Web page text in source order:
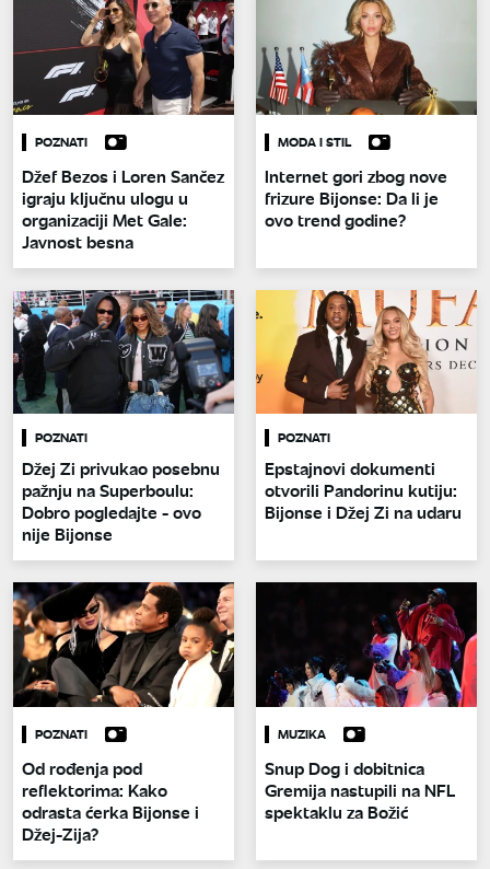
POZNATI
Džef Bezos i Loren Sančez
igraju ključnu ulogu u
organizaciji Met Gale:
Javnost besna
MODA I STIL
Internet gori zbog nove
frizure Bijonse: Da li je
ovo trend godine?
POZNATI
Džej Zi privukao posebnu
pažnju na Superboulu:
Dobro pogledajte - ovo
nije Bijonse
POZNATI
Epstajnovi dokumenti
otvorili Pandorinu kutiju:
Bijonse i Džej Zi na udaru
POZNATI
Od rođenja pod
reflektorima: Kako
odrasta ćerka Bijonse i
Džej-Zija?
MUZIKA
Snup Dog i dobitnica
Gremija nastupili na NFL
spektaklu za Božić